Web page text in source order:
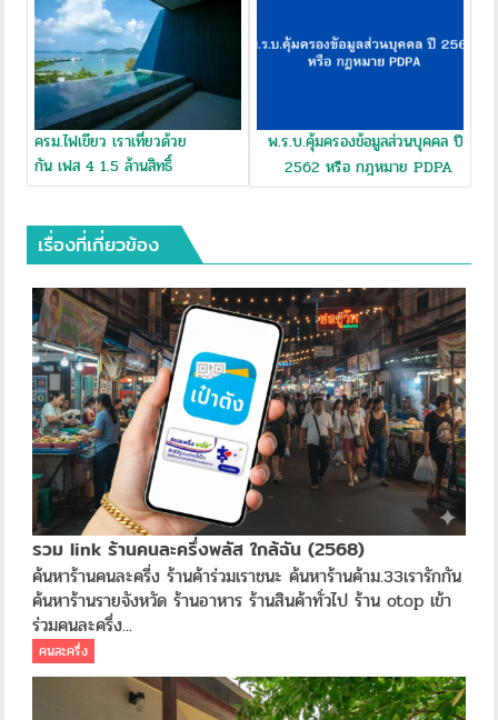
ครม.ไฟเขียว เราเที่ยวด้วย
กัน เฟส 4 1.5 ล้านสิทธิ์
พ.ร.บ.คุ้มครองข้อมูลส่วนบุคคล ปี
2562 หรือ กฎหมาย PDPA
เรื่องที่เกี่ยวข้อง
รวม link ร้านคนละครึ่งพลัส ใกล้ฉัน (2568)
ค้นหาร้านคนละครี่ง ร้านค้าร่วมเราชนะ ค้นหาร้านค้าม.33เรารักกัน
ค้นหาร้านรายจังหวัด ร้านอาหาร ร้านสินค้าทั่วไป ร้าน otop เข้า
ร่วมคนละครึ่ง...
คนละครึ่ง